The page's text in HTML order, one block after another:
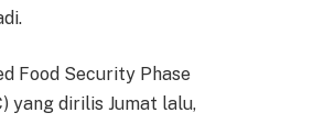
Food Security Phase
yang dirilis Jumat lalu,